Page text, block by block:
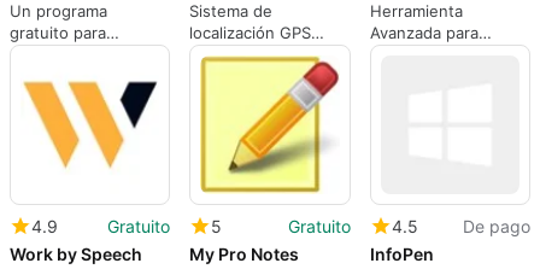
Un programa
gratuito para
Windows,
desarrollado por
Corsair Memory Inc.
Sistema de
localización GPS
Roadnav - Reseña
Herramienta
Avanzada para
Pronósticos
4.9
Gratuito
Work by Speech
5
Gratuito
My Pro Notes
4.5
De pago
InfoPen